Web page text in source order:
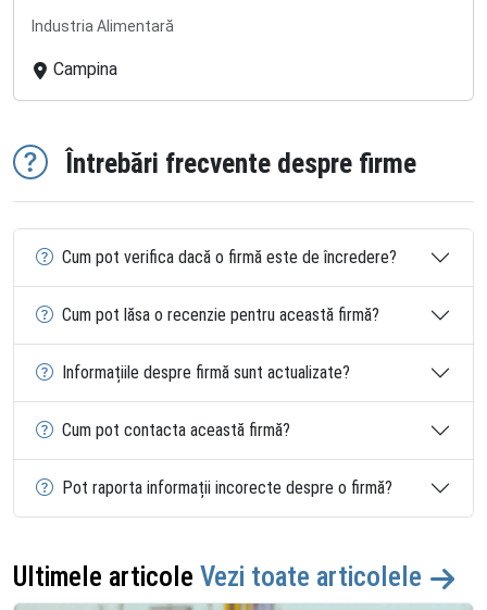
Industria Alimentară
Campina
Întrebări frecvente despre firme
Cum pot verifica dacă o firmă este de încredere?
Cum pot lăsa o recenzie pentru această firmă?
Informațiile despre firmă sunt actualizate?
Cum pot contacta această firmă?
Pot raporta informații incorecte despre o firmă?
Ultimele articole Vezi toate articolele